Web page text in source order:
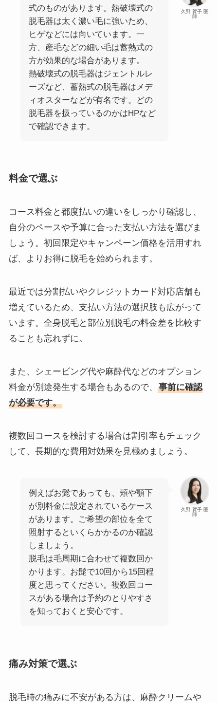
久野 賀子 医
師
式のものがあります。熱破壊式の
脱毛器は太く濃い毛に強いため、
ヒゲなどには向いています。一
方、産毛などの細い毛は蓄熱式の
方が効果的な場合があります。
熱破壊式の脱毛器はジェントルレ
ーズなど、蓄熱式の脱毛器はメデ
ィオスターなどが有名です。どの
脱毛器を扱っているのかはHPなど
で確認できます。
料金で選ぶ
コース料金と都度払いの違いをしっかり確認し、
自分のペースや予算に合った支払い方法を選びま
しょう。初回限定やキャンペーン価格を活用すれ
ば、よりお得に脱毛を始められます。
最近では分割払いやクレジットカード対応店舗も
増えているため、支払い方法の選択肢も広がって
います。全身脱毛と部位別脱毛の料金差を比較す
ることも忘れずに。
また、シェービング代や麻酔代などのオプション
料金が別途発生する場合もあるので、 事前に確認
が必要です。
複数回コースを検討する場合は割引率もチェック
して、長期的な費用対効果を見極めましょう。
久野 賀子 医
師
例えばお髭であっても、頬や顎下
が別料金に設定されているケース
があります。ご希望の部位を全て
照射するといくらかかるのか確認
しましょう。
脱毛は毛周期に合わせて複数回か
かります。お髭で10回から15回程
度と思ってください。複数回コー
スがある場合は予約のとりやすさ
を知っておくと安心です。
痛み対策で選ぶ
脱毛時の痛みに不安がある方は、麻酔クリームや